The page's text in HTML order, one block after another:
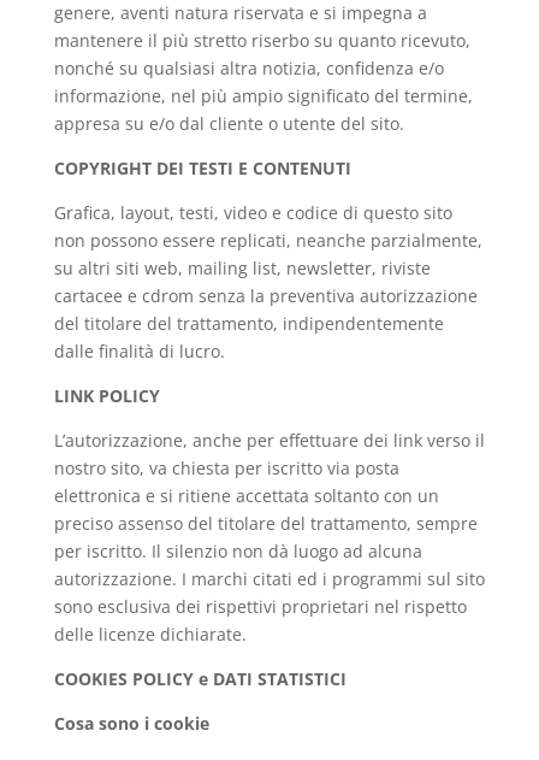
genere, aventi natura riservata e si impegna a
mantenere il più stretto riserbo su quanto ricevuto,
nonché su qualsiasi altra notizia, confidenza e/o
informazione, nel più ampio significato del termine,
appresa su e/o dal cliente o utente del sito.
COPYRIGHT DEI TESTI E CONTENUTI
Grafica, layout, testi, video e codice di questo sito
non possono essere replicati, neanche parzialmente,
su altri siti web, mailing list, newsletter, riviste
cartacee e cdrom senza la preventiva autorizzazione
del titolare del trattamento, indipendentemente
dalle finalità di lucro.
LINK POLICY
L’autorizzazione, anche per effettuare dei link verso il
nostro sito, va chiesta per iscritto via posta
elettronica e si ritiene accettata soltanto con un
preciso assenso del titolare del trattamento, sempre
per iscritto. Il silenzio non dà luogo ad alcuna
autorizzazione. I marchi citati ed i programmi sul sito
sono esclusiva dei rispettivi proprietari nel rispetto
delle licenze dichiarate.
COOKIES POLICY e DATI STATISTICI
Cosa sono i cookie